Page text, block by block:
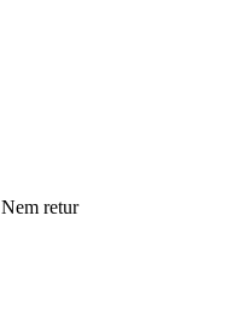
Nem retur